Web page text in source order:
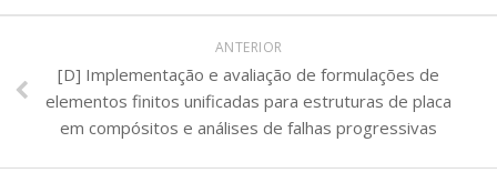
ANTERIOR
[D] Implementação e avaliação de formulações de
elementos finitos unificadas para estruturas de placa
em compósitos e análises de falhas progressivas